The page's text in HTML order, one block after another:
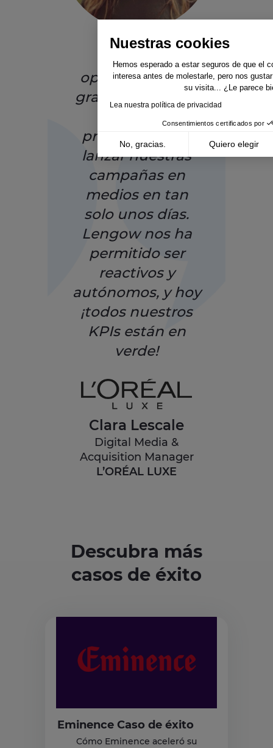
Nuestras cookies
Hemos esperado a estar seguros de que el
interesa antes de molestarle, pero nos
su visita... ¿Le parece
Lea nuestra política de privacidad
Consentimientos certificados por
No, gracias.
Quiero elegir
Axeptio consent
Plataforma de Gestión de Consentimiento:
Nuestra plataforma te permite personalizar
Hemos
optimizado una
gran cantidad de
productos para
lanzar nuestras
campañas en
medios en tan
solo unos días.
Lengow nos ha
permitido ser
reactivos y
autónomos, y hoy
¡todos nuestros
KPIs están en
verde!
Clara Lescale
Digital Media &
Acquisition Manager
L’ORÉAL LUXE
Descubra más
casos de éxito
Eminence Caso de éxito
Cómo Eminence aceleró su